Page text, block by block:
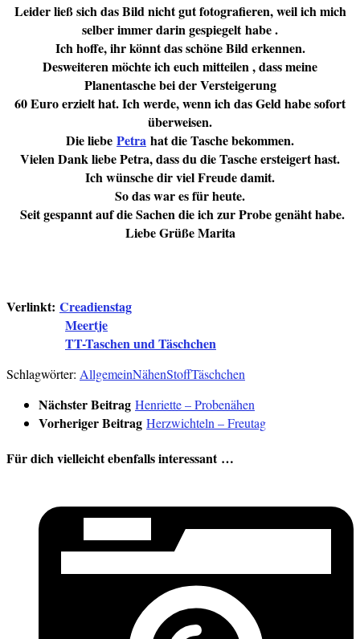
Leider ließ sich das Bild nicht gut fotografieren, weil ich mich
selber immer darin gespiegelthabe .
Ich hoffe, ihr könnt das schöne Bild erkennen.
Desweiteren möchte ich euch mitteilen , dass meine
Planentasche bei der Versteigerung
60 Euro erzielt hat. Ich werde, wenn ich das Geld habe sofort
überweisen.
Die liebe Petra hat die Tasche bekommen.
Vielen Dank liebe Petra, dass du die Tasche ersteigert hast.
Ich wünsche dir viel Freude damit.
So das war es für heute.
Seit gespannt auf die Sachen die ich zur Probe genäht habe.
Liebe Grüße Marita
Verlinkt: Creadienstag
Meertje
TT-Taschen und Täschchen
Schlagwörter: AllgemeinNähenStoffTäschchen
Nächster Beitrag Henriette – Probenähen
Vorheriger Beitrag Herzwichteln – Freutag
Für dich vielleicht ebenfalls interessant …